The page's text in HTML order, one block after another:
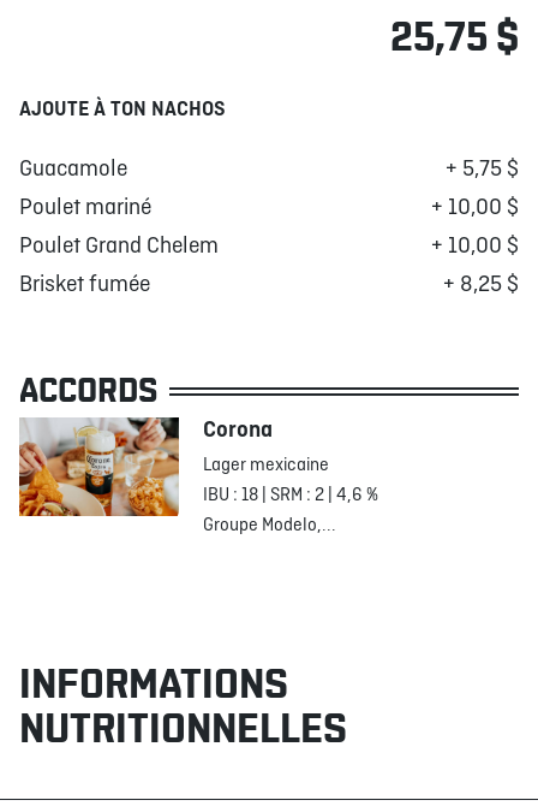
25,75 $
AJOUTE À TON NACHOS
Guacamole
+ 5,75 $
Poulet mariné
+ 10,00 $
Poulet Grand Chelem
+ 10,00 $
Brisket fumée
+ 8,25 $
ACCORDS
Corona
Lager mexicaine
IBU : 18 | SRM : 2 | 4,6 %
Groupe Modelo,...
INFORMATIONS
NUTRITIONNELLES